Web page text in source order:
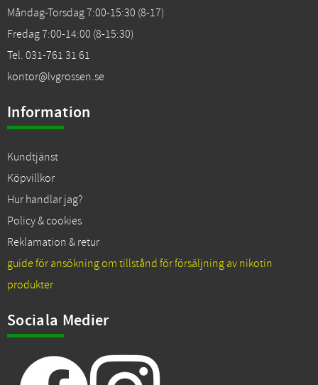
Måndag-Torsdag 7:00-15:30 (8-17)
Fredag 7:00-14:00 (8-15:30)
Tel. 031-761 31 61
kontor@lvgrossen.se
Information
Kundtjänst
Köpvillkor
Hur handlar jag?
Policy & cookies
Reklamation & retur
guide för ansökning om tillstånd för försäljning av nikotin
produkter
Sociala Medier